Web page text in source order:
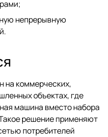
непрерывную
на коммерческих,
объектах, где
машина вместо набора
решение применяют
потребителей